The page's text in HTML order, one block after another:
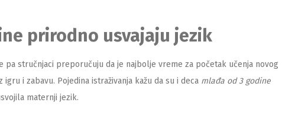
prirodno usvajaju jezik
pa stručnjaci preporučuju da je najbolje vreme za početak učenja novog
igru i zabavu. Pojedina istraživanja kažu da su i deca mlađa od 3 godine
maternji jezik.